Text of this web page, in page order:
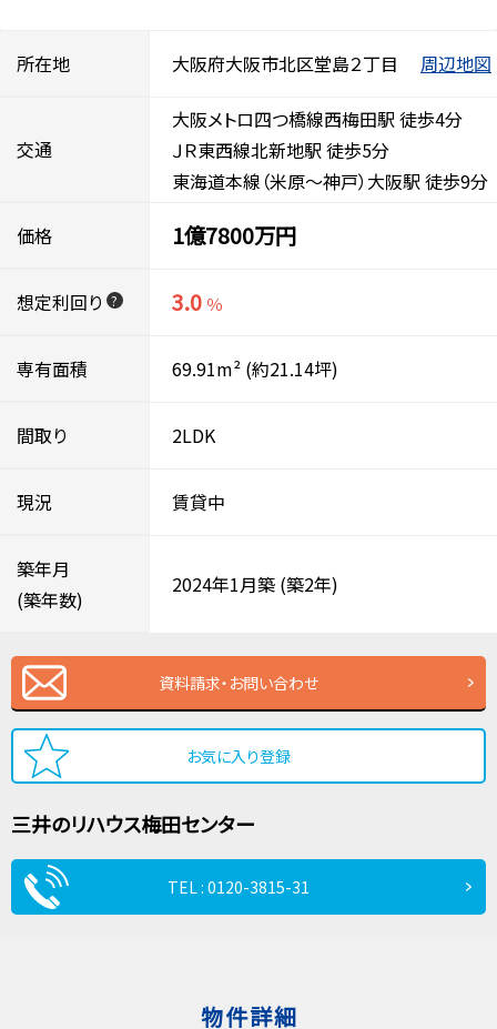
所在地 大阪府大阪市北区堂島２丁目 周辺地図
交通
大阪メトロ四つ橋線西梅田駅 徒歩4分
ＪＲ東西線北新地駅 徒歩5分
東海道本線（米原～神戸）大阪駅 徒歩9分
価格 1億7800万円
想定利回り ? 3.0 ％
専有面積 69.91m² (約21.14坪)
間取り 2LDK
現況 賃貸中
築年月
(築年数)
2024年1月築 (築2年)
資料請求・お問い合わせ
お気に入り登録
三井のリハウス梅田センター
TEL : 0120-3815-31
物件詳細